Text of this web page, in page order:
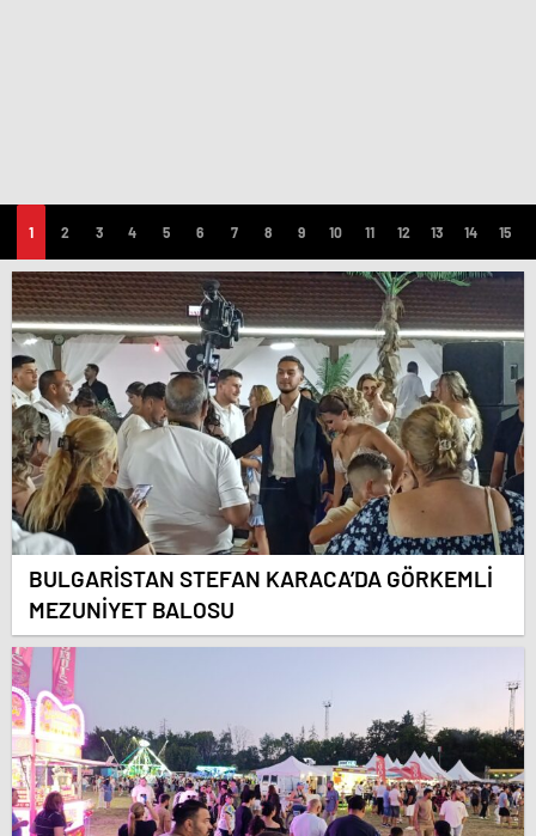
BULGARİSTAN STEFAN KARACA’DA GÖRKEMLİ
MEZUNİYET BALOSU